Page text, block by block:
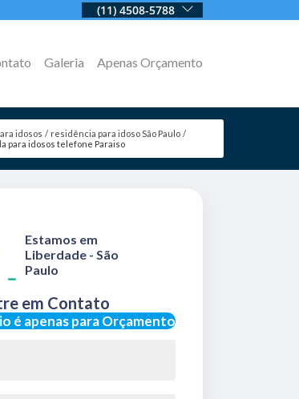
(11) 4508-5788
Galeria Apenas Orçamento
idosos
residência para idoso São Paulo
para idosos telefone Paraiso
é apenas para Orçamento
em Contato
Estamos em
Liberdade - São
Paulo